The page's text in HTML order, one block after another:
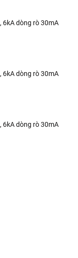
6kA dòng rò 30mA
6kA dòng rò 30mA
6kA dòng rò 30mA